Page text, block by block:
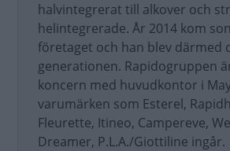
halvintegrerat till alkover och
helintegrerade. År 2014 kom
företaget och han blev därmed
generationen. Rapidogruppen
koncern med huvudkontor i
varumärken som Esterel,
Fleurette, Itineo, Campereve,
Dreamer, P.L.A./Giottiline ingår.